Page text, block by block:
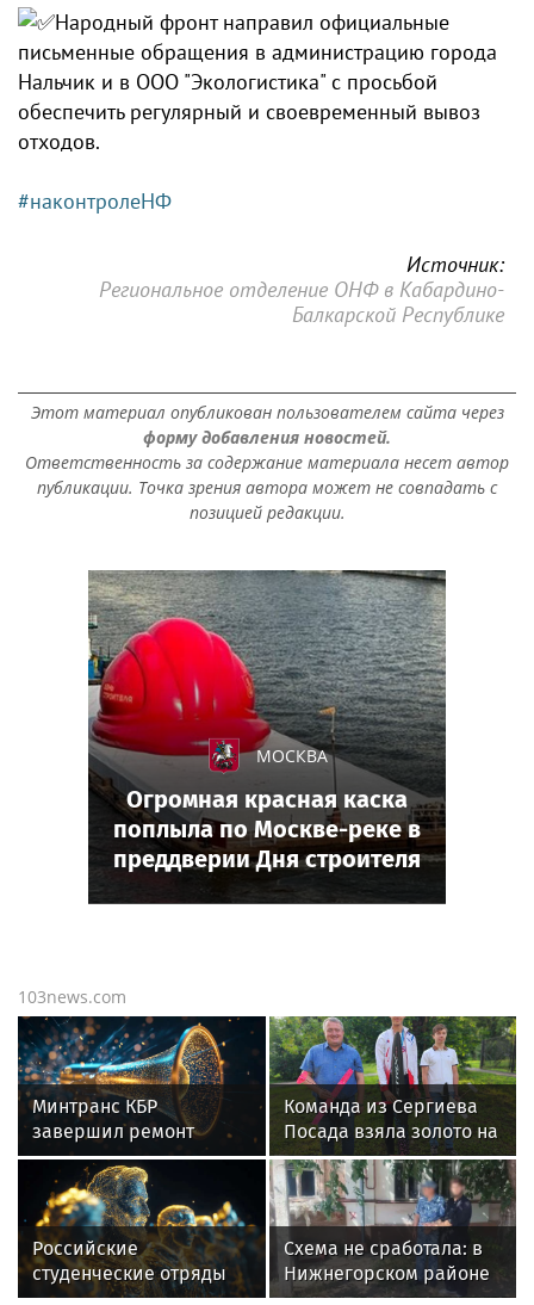
Народный фронт направил официальные
письменные обращения в администрацию города
Нальчик и в ООО "Экологистика" с просьбой
обеспечить регулярный и своевременный вывоз
отходов.
#наконтролеНФ
Источник:
Региональное отделение ОНФ в Кабардино-
Балкарской Республике
Этот материал опубликован пользователем сайта через
форму добавления новостей.
Ответственность за содержание материала несет автор
публикации. Точка зрения автора может не совпадать с
позицией редакции.
103news.com
Минтранс КБР
завершил ремонт
дороги Старый Черек -
Жемтала
Команда из Сергиева
Посада взяла золото на
соревнованиях по
авиамодельному
спорту
Российские
студенческие отряды
проведут медиашколу в
Схема не сработала: в
Нижнегорском районе
в суд направлено
МОСКВА
Огромная красная каска
поплыла по Москве-реке в
преддверии Дня строителя